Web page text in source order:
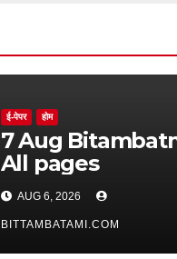
ई-पेपर होम
7 Aug Bitambatmi
All pages
AUG 6, 2026
BITTAMBATAMI.COM